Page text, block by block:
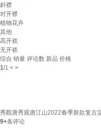
斜襟
对开襟
植物花卉
其他
高开衩
无开衩
综合 销量 评论数 新品 价格
1/1 < >
秀觀唐秀观唐江山2022春季新款复古
9+条评论